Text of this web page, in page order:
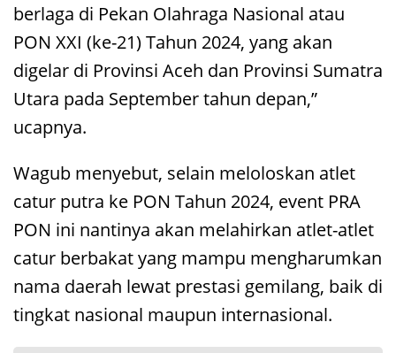
berlaga di Pekan Olahraga Nasional atau
PON XXI (ke-21) Tahun 2024, yang akan
digelar di Provinsi Aceh dan Provinsi Sumatra
Utara pada September tahun depan,”
ucapnya.
Wagub menyebut, selain meloloskan atlet
catur putra ke PON Tahun 2024, event PRA
PON ini nantinya akan melahirkan atlet-atlet
catur berbakat yang mampu mengharumkan
nama daerah lewat prestasi gemilang, baik di
tingkat nasional maupun internasional.